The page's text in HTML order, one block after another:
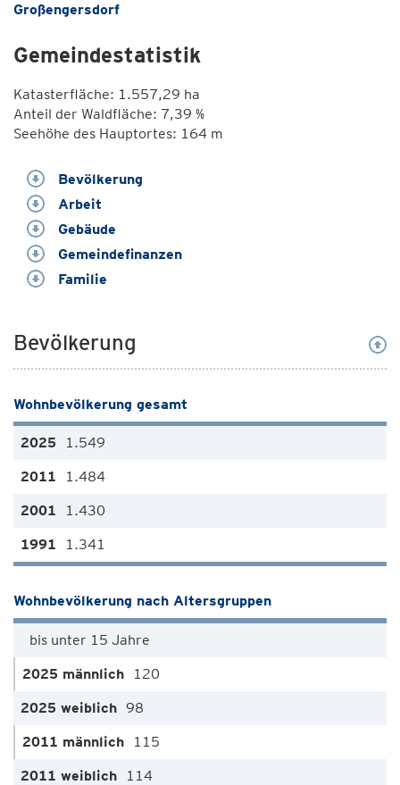
Großengersdorf
Gemeindestatistik
Katasterfläche: 1.557,29 ha
Anteil der Waldfläche: 7,39 %
Seehöhe des Hauptortes: 164 m
Bevölkerung
Arbeit
Gebäude
Gemeindefinanzen
Familie
Bevölkerung
Wohnbevölkerung gesamt
1.549
1.484
1.430
1.341
Wohnbevölkerung nach Altersgruppen
bis unter 15 Jahre
120
98
115
114